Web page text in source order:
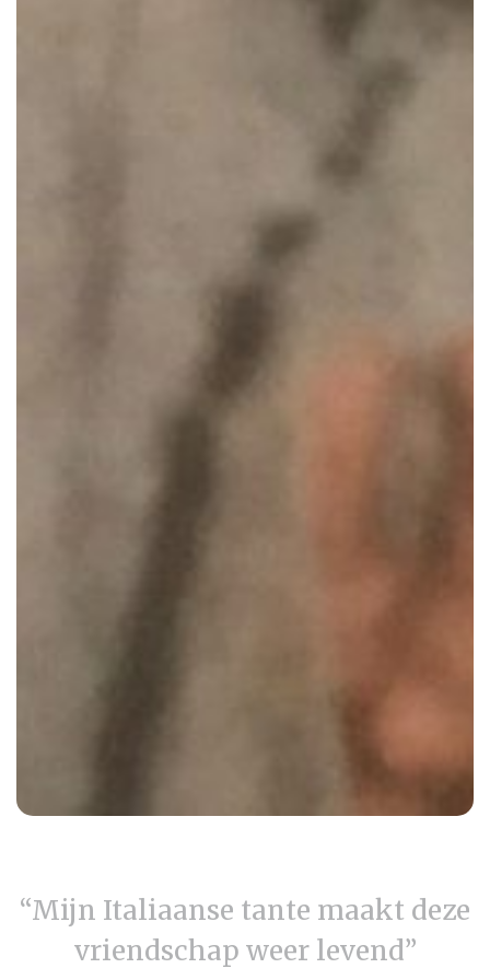
“Mijn Italiaanse tante maakt deze
vriendschap weer levend”